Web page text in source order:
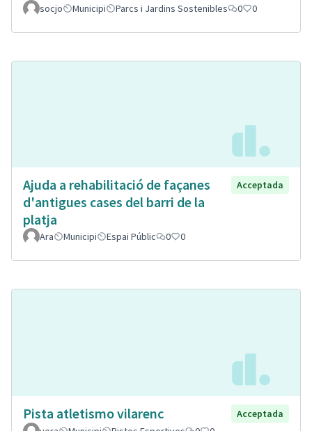
socjo
Municipi Parcs i Jardins Sostenibles 0 0
Ajuda a rehabilitació de façanes
d'antigues cases del barri de la
platja
Acceptada
Ara Municipi Espai Públic 0 0
Pista atletismo vilarenc
Acceptada